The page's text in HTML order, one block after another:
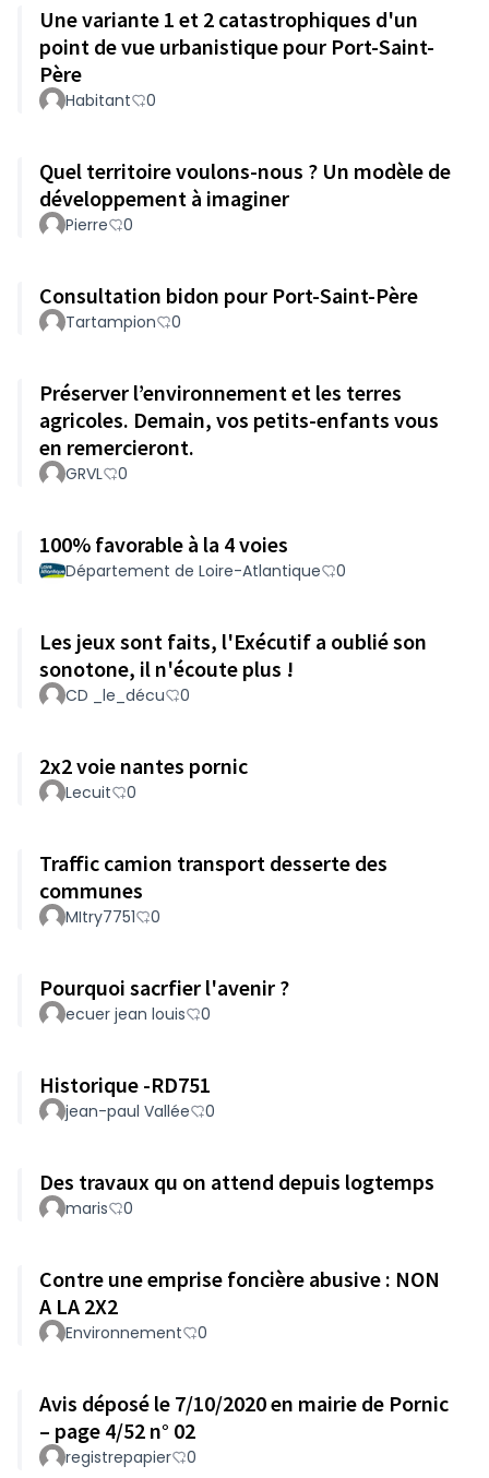
Une variante 1 et 2 catastrophiques d'un
point de vue urbanistique pour Port-Saint-
Père
Habitant 0
Quel territoire voulons-nous ? Un modèle de
développement à imaginer
Pierre 0
Consultation bidon pour Port-Saint-Père
Tartampion 0
Préserver l’environnement et les terres
agricoles. Demain, vos petits-enfants vous
en remercieront.
GRVL 0
100% favorable à la 4 voies
Département de Loire-Atlantique 0
Les jeux sont faits, l'Exécutif a oublié son
sonotone, il n'écoute plus !
CD _le_décu 0
2x2 voie nantes pornic
Lecuit 0
Traffic camion transport desserte des
communes
MItry7751 0
Pourquoi sacrfier l'avenir ?
ecuer jean louis 0
Historique -RD751
jean-paul Vallée 0
Des travaux qu on attend depuis logtemps
maris 0
Contre une emprise foncière abusive : NON
A LA 2X2
Environnement 0
Avis déposé le 7/10/2020 en mairie de Pornic
– page 4/52 n° 02
registrepapier 0